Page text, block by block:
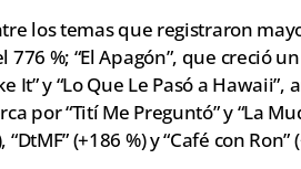
los temas que registraron
776 %; “El Apagón”, que creció
It” y “Lo Que Le Pasó a
por “Tití Me Preguntó” y “La
“DtMF” (+186 %) y “Café con Ron”